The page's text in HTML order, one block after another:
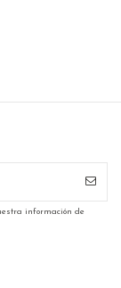
información de